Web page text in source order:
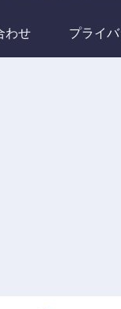
わせ プライ